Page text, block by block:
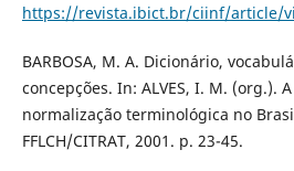
https://revista.ibict.br/ciinf/article/
BARBOSA, M. A. Dicionário,
concepções. In: ALVES, I. M. (org.).
normalização terminológica no
FFLCH/CITRAT, 2001. p. 23-45.